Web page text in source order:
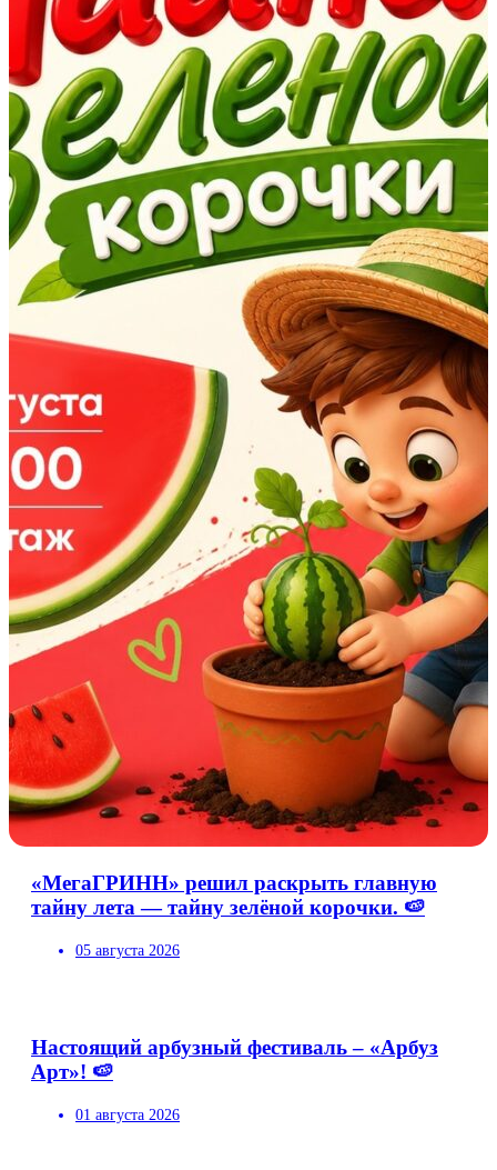
«МегаГРИНН» решил раскрыть главную
тайну лета — тайну зелёной корочки. 🍉
05 августа 2026
Настоящий арбузный фестиваль – «Арбуз
Арт»! 🍉
01 августа 2026